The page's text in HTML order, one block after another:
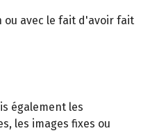
ou avec le fait d'avoir fait
également les
les images fixes ou